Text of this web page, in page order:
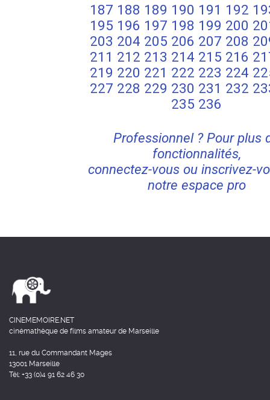
187 188 189 190 191 192
195 196 197 198 199 200
203 204 205 206 207 208
211 212 213 214 215 216
219 220 221 222 223 224
227 228 229 230 231 232
235 236
Professionnel ? Pour plus
fonctionnalités,
connectez-vous ou inscrivez-
notre espace pro
CINEMEMOIRE.NET
cinémathèque de films amateur de Marseille
11, rue du Commandant Mages
13001 Marseille
Tél: +33 (0)4 91 62 46 30